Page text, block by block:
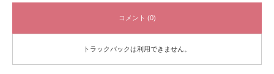
コメント (0)
トラックバックは利用できません。